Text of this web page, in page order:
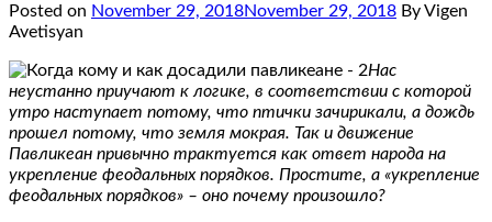
Posted on November 29, 2018November 29, 2018 By Vigen
Avetisyan
Нас
неустанно приучают к логике, в соответствии с которой
утро наступает потому, что птички зачирикали, а дождь
прошел потому, что земля мокрая. Так и движение
Павликеан привычно трактуется как ответ народа на
укрепление феодальных порядков. Простите, а «укрепление
феодальных порядков» – оно почему произошло?